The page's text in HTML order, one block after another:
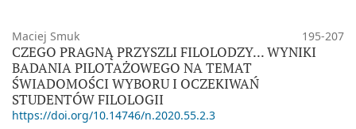
Maciej Smuk 195-207
CZEGO PRAGNĄ PRZYSZLI FILOLODZY... WYNIKI
BADANIA PILOTAŻOWEGO NA TEMAT
ŚWIADOMOŚCI WYBORU I OCZEKIWAŃ
STUDENTÓW FILOLOGII
https://doi.org/10.14746/n.2020.55.2.3